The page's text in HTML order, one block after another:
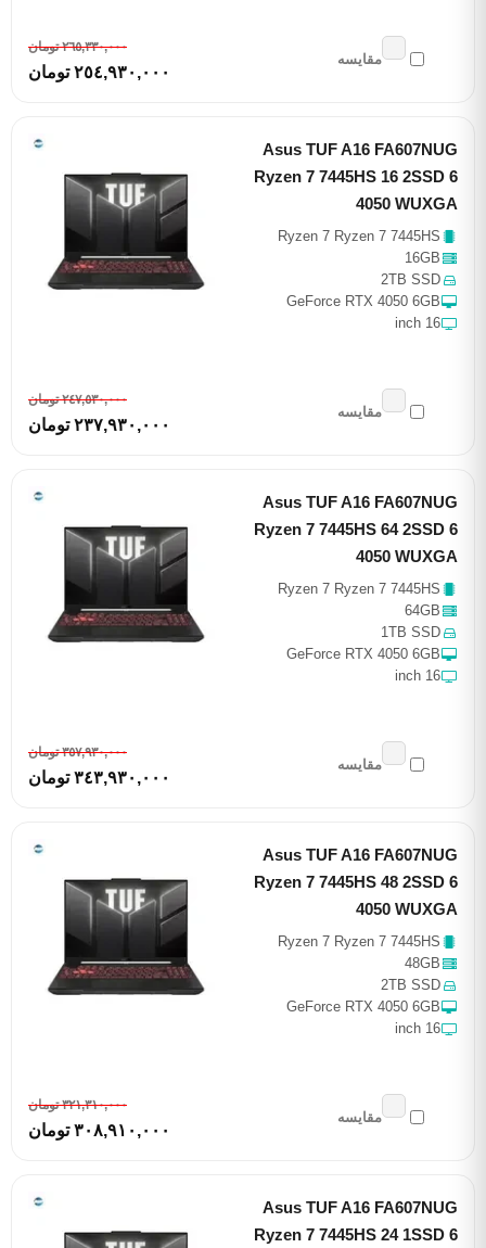
٢٦٥,٣٣٠,٠٠٠ تومان
٢٥٤,٩٣٠,٠٠٠ تومان
مقایسه
Asus TUF A16 FA607NUG
Ryzen 7 7445HS 16 2SSD 6
4050 WUXGA
Ryzen 7 Ryzen 7 7445HS
16GB
2TB SSD
GeForce RTX 4050 6GB
16 inch
٢٤٧,٥٣٠,٠٠٠ تومان
٢٣٧,٩٣٠,٠٠٠ تومان
مقایسه
Asus TUF A16 FA607NUG
Ryzen 7 7445HS 64 2SSD 6
4050 WUXGA
Ryzen 7 Ryzen 7 7445HS
64GB
1TB SSD
GeForce RTX 4050 6GB
16 inch
٣٥٧,٩٣٠,٠٠٠ تومان
٣٤٣,٩٣٠,٠٠٠ تومان
مقایسه
Asus TUF A16 FA607NUG
Ryzen 7 7445HS 48 2SSD 6
4050 WUXGA
Ryzen 7 Ryzen 7 7445HS
48GB
2TB SSD
GeForce RTX 4050 6GB
16 inch
٣٢١,٣١٠,٠٠٠ تومان
٣٠٨,٩١٠,٠٠٠ تومان
مقایسه
Asus TUF A16 FA607NUG
Ryzen 7 7445HS 24 1SSD 6